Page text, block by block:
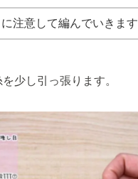
注意して編んでいきます
少し引っ張ります。